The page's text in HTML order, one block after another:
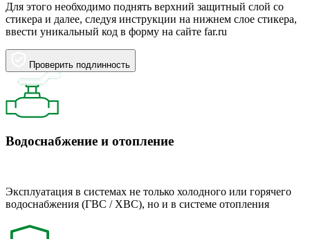
Для этого необходимо поднять верхний защитный слой со
стикера и далее, следуя инструкции на нижнем слое стикера,
ввести уникальный код в форму на сайте far.ru
Проверить подлинность
Водоснабжение и отопление
Эксплуатация в системах не только холодного или горячего
водоснабжения (ГВС / ХВС), но и в системе отопления